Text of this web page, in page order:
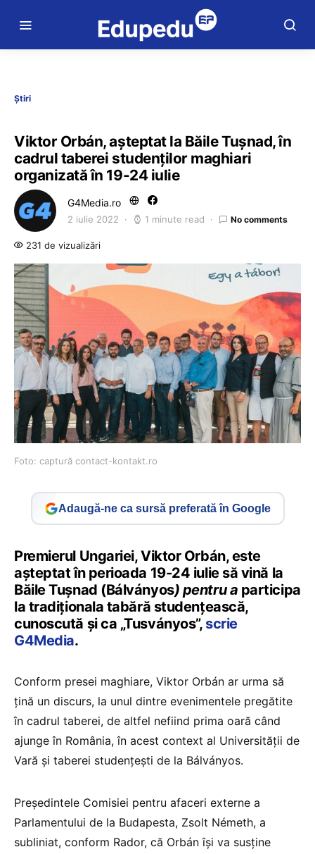
Știri
Viktor Orbán, așteptat la Băile Tușnad, în
cadrul taberei studenților maghiari
organizată în 19-24 iulie
G4Media.ro
2 iulie 2022 1 minute read No comments
231 de vizualizări
Foto: captură contact-kontakt.ro
Adaugă-ne ca sursă preferată în Google
Premierul Ungariei, Viktor Orbán, este
așteptat în perioada 19-24 iulie să vină la
Băile Tușnad (Bálványos) pentru a participa
la tradiționala tabără studențească,
cunoscută și ca „Tusványos”, scrie
G4Media.
Conform presei maghiare, Viktor Orbán ar urma să
țină un discurs, la unul dintre evenimentele pregătite
în cadrul taberei, de altfel nefiind prima oară când
ajunge în România, în acest context al Universității de
Vară și taberei studențești de la Bálványos.
Președintele Comisiei pentru afaceri externe a
Parlamentului de la Budapesta, Zsolt Németh, a
subliniat, conform Rador, că Orbán își va susține